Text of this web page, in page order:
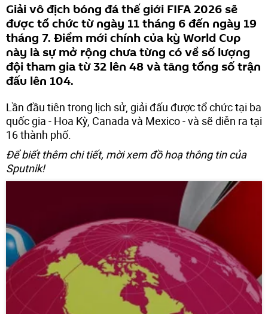
Giải vô địch bóng đá thế giới FIFA 2026 sẽ
được tổ chức từ ngày 11 tháng 6 đến ngày 19
tháng 7. Điểm mới chính của kỳ World Cup
này là sự mở rộng chưa từng có về số lượng
đội tham gia từ 32 lên 48 và tăng tổng số trận
đấu lên 104.
Lần đầu tiên trong lịch sử, giải đấu được tổ chức tại ba
quốc gia - Hoa Kỳ, Canada và Mexico - và sẽ diễn ra tại
16 thành phố.
Để biết thêm chi tiết, mời xem đồ hoạ thông tin của
Sputnik!